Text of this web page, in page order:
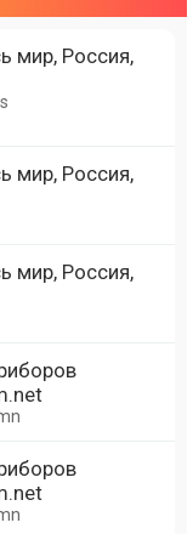
мир, Россия,
мир, Россия,
мир, Россия,